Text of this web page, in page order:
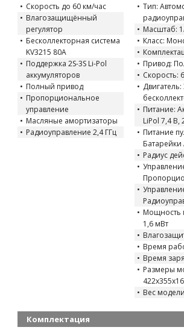
Скорость до 60 км/час
Влагозащищённый
регулятор
Бесколлекторная система
KV3215 80A
Поддержка 2S-3S Li-Pol
аккумуляторов
Полный привод
Пропорциональное
управление
Масляные амортизаторы
Радиоуправление 2,4 ГГц
Тип:
Масштаб:
Класс:
Привод:
Скорость:
Питание:
LiPol 7,4 В,
Питание
Батарейки
Радиус
Мощность
1,6 мВт
Время
Время
Размеры
Вес
Комплектация